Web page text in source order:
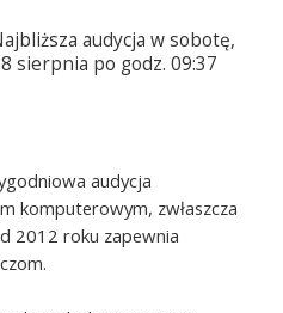
audycja w sobotę,
sierpnia po godz. 09:37
audycja
komputerowym, zwłaszcza
2012 roku zapewnia